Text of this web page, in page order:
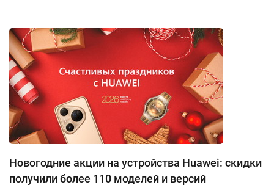
Новогодние акции на устройства Huawei: скидки
получили более 110 моделей и версий